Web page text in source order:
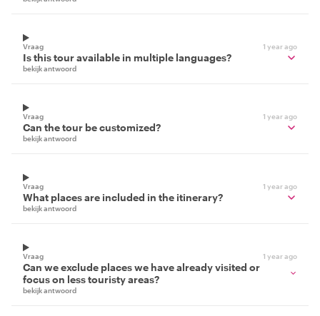
Vraag 1 year ago
Is this tour available in multiple languages?
bekijk antwoord
Vraag 1 year ago
Can the tour be customized?
bekijk antwoord
Vraag 1 year ago
What places are included in the itinerary?
bekijk antwoord
Vraag 1 year ago
Can we exclude places we have already visited or
focus on less touristy areas?
bekijk antwoord